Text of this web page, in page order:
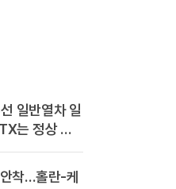
일반열차 일
는 정상 운
착…홀란-케